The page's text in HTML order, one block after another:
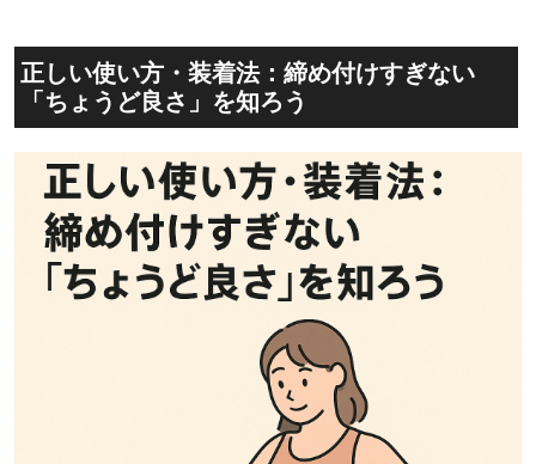
正しい使い方・装着法：締め付けすぎない
「ちょうど良さ」を知ろう